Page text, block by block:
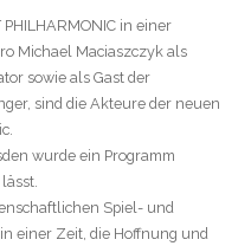
in einer
Michael Maciaszczyk als
sowie als Gast der
sind die Akteure der neuen
wurde ein Programm
Spiel- und
einer Zeit, die Hoffnung und